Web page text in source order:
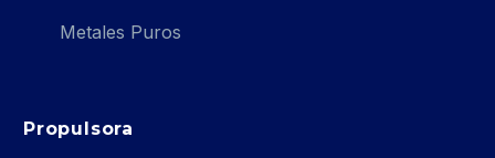
Metales Puros
Propulsora